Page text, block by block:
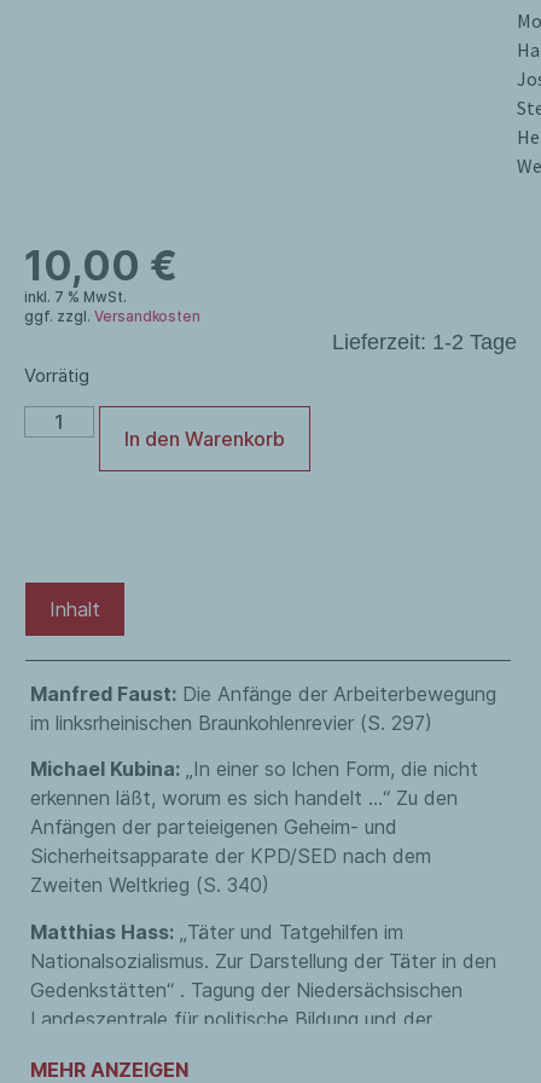
10,00 €
inkl. 7 % MwSt.
ggf. zzgl. Versandkosten
Lieferzeit: 1-2 Tage
Vorrätig
In den Warenkorb
Inhalt
Manfred Faust: Die Anfänge der Arbeiterbewegung
im linksrheinischen Braunkohlenrevier (S. 297)
Michael Kubina: „In einer so lchen Form, die nicht
erkennen läßt, worum es sich handelt …“ Zu den
Anfängen der parteieigenen Geheim- und
Sicherheitsapparate der KPD/SED nach dem
Zweiten Weltkrieg (S. 340)
Matthias Hass: Täter und Tatgehilfen im
Nationalsozialismus. Zur Darstellung der Täter in den
Gedenkstätten“ . Tagung der Niedersächsischen
Landeszentrale für politische Bildung und der
Zusammenarbeit mit dem Wissenschaftlichen Beirat
MEHR ANZEIGEN